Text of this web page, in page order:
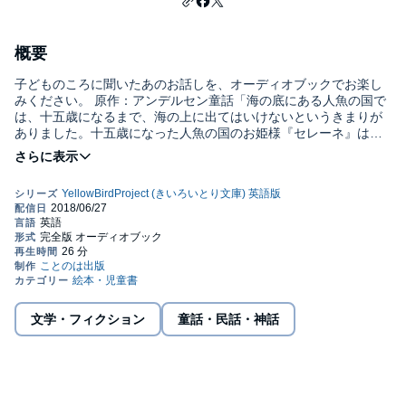
概要
子どものころに聞いたあのお話しを、オーディオブックでお楽し
みください。 原作：アンデルセン童話「海の底にある人魚の国で
は、十五歳になるまで、海の上に出てはいけないというきまりが
ありました。十五歳になった人魚の国のお姫様『セレーネ』は、
さっそく海の上へ向かいました・・」 別売りのイラスト付き電子
書籍に対応。合わせてご購入いただければ、言語学習用にも最適
で収録されています。 ※当コンテンツに含まれている言語は『英
語』のみです。他言語版をお求めの方は、別途お買い求めくださ
い。(C) YellowBirdProject
文学・フィクション 童話・民話・神話